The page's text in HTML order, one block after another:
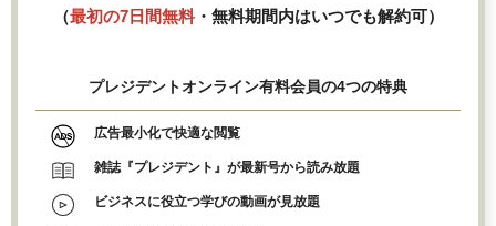
（最初の7日間無料・無料期間内はいつでも解約可）
プレジデントオンライン有料会員の4つの特典
広告最小化で快適な閲覧
雑誌『プレジデント』が最新号から読み放題
ビジネスに役立つ学びの動画が見放題